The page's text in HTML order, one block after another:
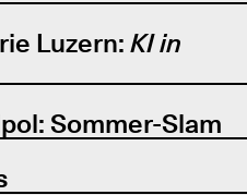
Luzern: KI in
Sommer-Slam